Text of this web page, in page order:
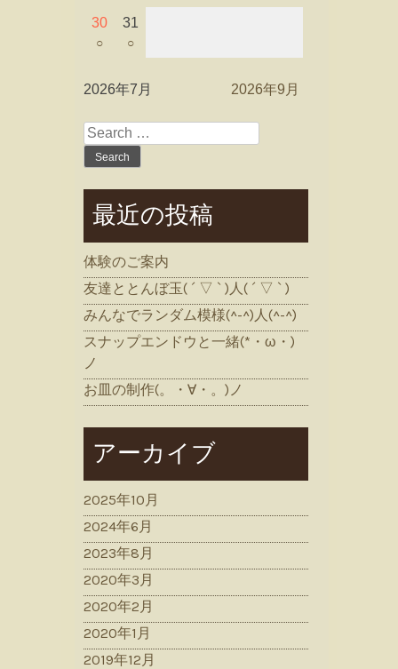
30
○
31
○
2026年7月 2026年9月
Search
for:
最近の投稿
体験のご案内
友達ととんぼ玉( ´ ▽ ` )人( ´ ▽ ` )
みんなでランダム模様(^-^)人(^-^)
スナップエンドウと一緒(*・ω・)
ノ
お皿の制作(。・∀・。)ノ
アーカイブ
2025年10月
2024年6月
2023年8月
2020年3月
2020年2月
2020年1月
2019年12月